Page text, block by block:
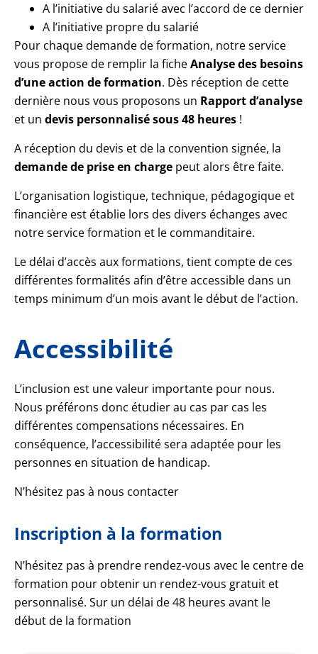
A l’initiative du salarié avec l’accord de ce dernier
A l’initiative propre du salarié
Pour chaque demande de formation, notre service
vous propose de remplir la ficheAnalyse des besoins
d’une action de formation. Dès réception de cette
dernière nous vous proposons un Rapport d’analyse
et un devis personnalisé sous 48 heures !
A réception du devis et de la convention signée, la
demande de prise en charge peut alors être faite.
L’organisation logistique, technique, pédagogique et
financière est établie lors des divers échanges avec
notre service formation et le commanditaire.
Le délai d’accès aux formations, tient compte de ces
différentes formalités afin d’être accessible dans un
temps minimum d’un mois avant le début de l’action.
Accessibilité
L’inclusion est une valeur importante pour nous.
Nous préférons donc étudier au cas par cas les
différentes compensations nécessaires. En
conséquence, l’accessibilité sera adaptée pour les
personnes en situation de handicap.
N’hésitez pas à nous contacter
Inscription à la formation​
N’hésitez pas à prendre rendez-vous avec le centre de
formation pour obtenir un rendez-vous gratuit et
personnalisé. Sur un délai de 48 heures avant le
début de la formation